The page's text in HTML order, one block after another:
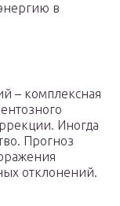
в
– комплексная
Иногда
Прогноз
отклонений.